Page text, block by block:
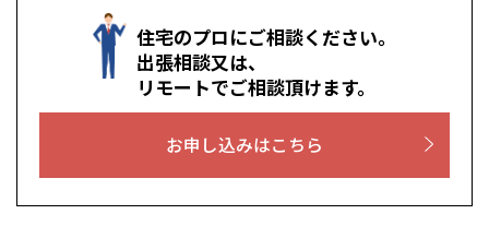
住宅のプロにご相談ください。
出張相談又は、
リモートでご相談頂けます。
お申し込みはこちら